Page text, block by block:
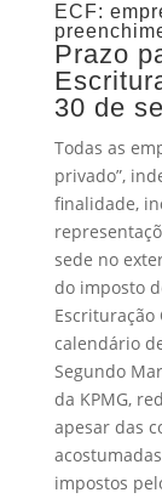
ECF:
Prazo
30 de
Todas as
privado”,
finalidade,
sede no
do imposto
Escrituração
calendário
Segundo
da KPMG,
apesar das
impostos